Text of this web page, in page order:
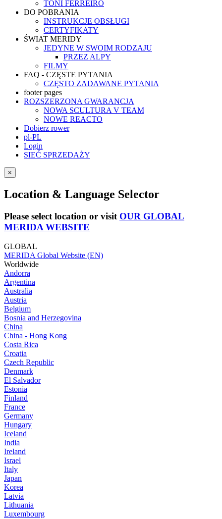
TONI FERREIRO
DO POBRANIA
INSTRUKCJE OBSŁUGI
CERTYFIKATY
ŚWIAT MERIDY
JEDYNE W SWOIM RODZAJU
PRZEZ ALPY
FILMY
FAQ - CZĘSTE PYTANIA
CZĘSTO ZADAWANE PYTANIA
footer pages
ROZSZERZONA GWARANCJA
NOWA SCULTURA V TEAM
NOWE REACTO
Dobierz rower
pl-PL
Login
SIEĆ SPRZEDAŻY
×
Location & Language Selector
Please select location or visit OUR GLOBAL
MERIDA WEBSITE
GLOBAL
MERIDA Global Website (EN)
Worldwide
Andorra
Argentina
Australia
Austria
Belgium
Bosnia and Herzegovina
China
China - Hong Kong
Costa Rica
Croatia
Czech Republic
Denmark
El Salvador
Estonia
Finland
France
Germany
Hungary
Iceland
India
Ireland
Israel
Italy
Japan
Korea
Latvia
Lithuania
Luxembourg